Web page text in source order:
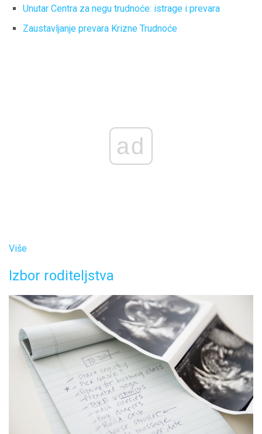
Unutar Centra za negu trudnoće: istrage i prevara
Zaustavljanje prevara Krizne Trudnoće
ad
Više
Izbor roditeljstva